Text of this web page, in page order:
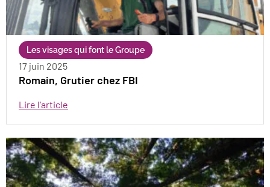
Les visages qui font le Groupe
17 juin 2025
Romain, Grutier chez FBI
Lire l'article